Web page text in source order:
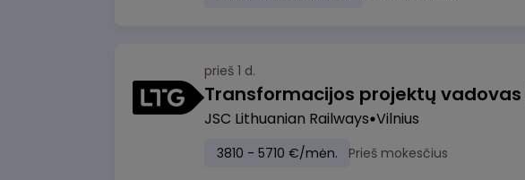
prieš 1 d.
JSC Lithuanian Railways Vilnius
3810 - 5710 €/mėn. Prieš mokesčius